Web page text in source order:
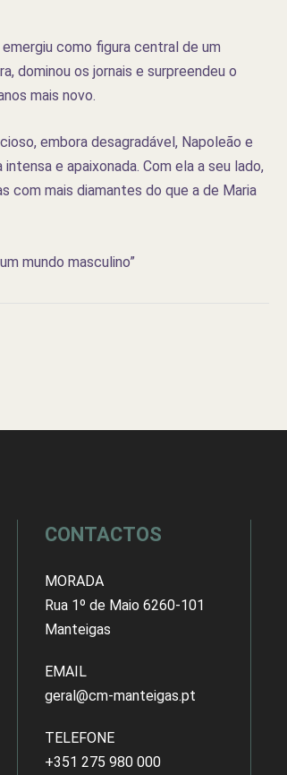
como figura central de um
dominou os jornais e surpreendeu o
mais novo.
embora desagradável, Napoleão e
e apaixonada. Com ela a seu lado,
com mais diamantes do que a de Maria
mundo masculino”
CONTACTOS
MORADA
Rua 1º de Maio 6260-101
Manteigas
EMAIL
geral@cm-manteigas.pt
TELEFONE
+351 275 980 000